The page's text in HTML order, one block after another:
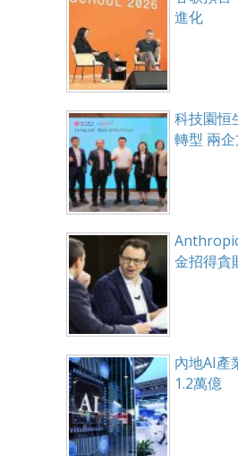
進化
科技園恒
轉型 兩
金招得貪
內地AI產
1.2萬億